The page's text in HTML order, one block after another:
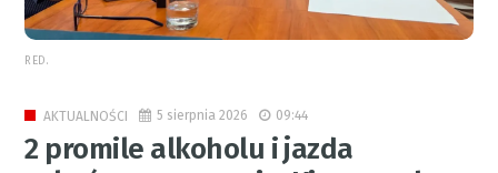
RED.
AKTUALNOŚCI 5 sierpnia 2026 09:44
2 promile alkoholu i jazda